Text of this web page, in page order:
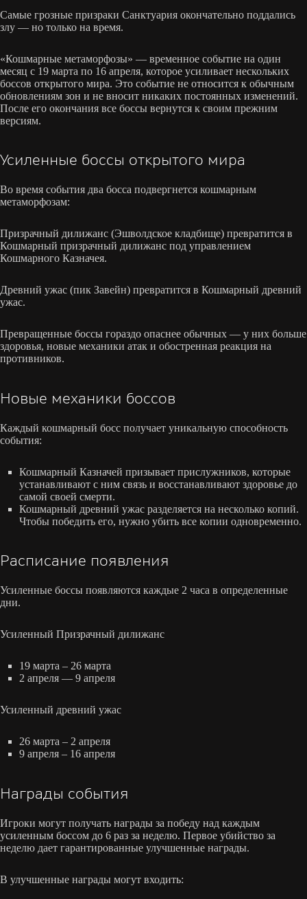
Самые грозные призраки Санктуария окончательно поддались
злу — но только на время.
«Кошмарные метаморфозы» — временное событие на один
месяц с 19 марта по 16 апреля, которое усиливает нескольких
боссов открытого мира. Это событие не относится к обычным
обновлениям зон и не вносит никаких постоянных изменений.
После его окончания все боссы вернутся к своим прежним
версиям.
Усиленные боссы открытого мира
Во время события два босса подвергнется кошмарным
метаморфозам:
Призрачный дилижанс (Эшволдское кладбище) превратится в
Кошмарный призрачный дилижанс под управлением
Кошмарного Казначея.
Древний ужас (пик Завейн) превратится в Кошмарный древний
ужас.
Превращенные боссы гораздо опаснее обычных — у них больше
здоровья, новые механики атак и обостренная реакция на
противников.
Новые механики боссов
Каждый кошмарный босс получает уникальную способность
события:
Кошмарный Казначей призывает прислужников, которые
устанавливают с ним связь и восстанавливают здоровье до
самой своей смерти.
Кошмарный древний ужас разделяется на несколько копий.
Чтобы победить его, нужно убить все копии одновременно.
Расписание появления
Усиленные боссы появляются каждые 2 часа в определенные
дни.
Усиленный Призрачный дилижанс
19 марта – 26 марта
2 апреля — 9 апреля
Усиленный древний ужас
26 марта – 2 апреля
9 апреля – 16 апреля
Награды события
Игроки могут получать награды за победу над каждым
усиленным боссом до 6 раз за неделю. Первое убийство за
неделю дает гарантированные улучшенные награды.
В улучшенные награды могут входить: